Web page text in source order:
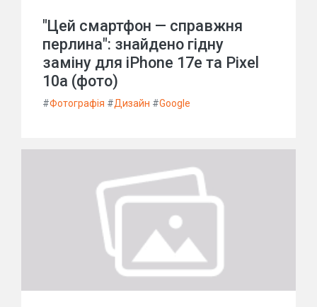
"Цей смартфон — справжня
перлина": знайдено гідну
заміну для iPhone 17e та Pixel
10a (фото)
#Фотографія #Дизайн #Google